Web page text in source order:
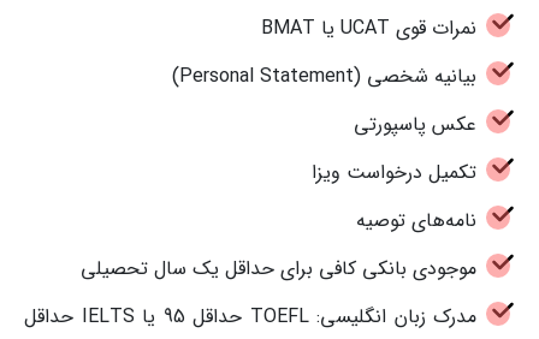
نمرات قوی UCAT یا BMAT
بیانیه شخصی (Personal Statement)
عکس پاسپورتی
تکمیل درخواست ویزا
نامه‌های توصیه
موجودی بانکی کافی برای حداقل یک سال تحصیلی
مدرک زبان انگلیسی: TOEFL حداقل 95 یا IELTS حداقل